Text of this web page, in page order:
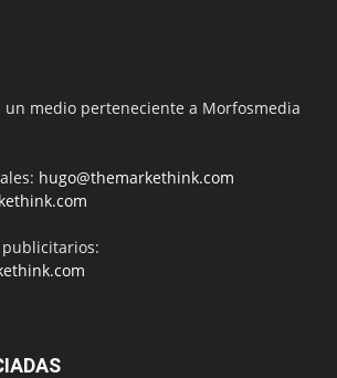
un medio perteneciente a Morfosmedia
hugo@themarkethink.com
publicitarios: